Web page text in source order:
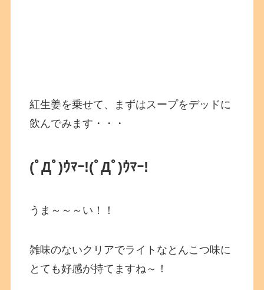
紅生姜を乗せて、まずはスープをデッドに
飲んでみます・・・
(ﾟДﾟ)ｳﾏｰ!(ﾟДﾟ)ｳﾏｰ!
うま～～～い！！
雑味のないクリアでライトなとんこつ味に
とても好感が持てますね～！